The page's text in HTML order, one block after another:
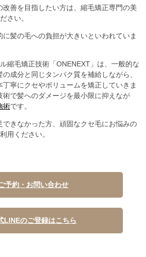
改善を目指したい方は、縮毛矯正専門の美
さい。
髪の毛への負担が大きいといわれていま
縮毛矯正技術「ONENEXT」は、一般的な
成分と同じタンパク質を補給しながら、
寧にクセやボリュームを矯正していきま
で髪へのダメージを最小限に抑えなが
術です。
きなかった方、頑固なクセ毛にお悩みの
用ください。
予約・お問い合わせ
LINEのご登録はこちら